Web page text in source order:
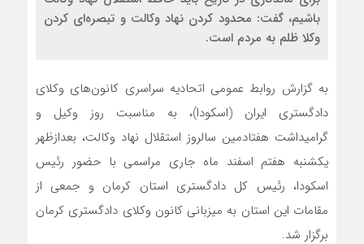
باشیم، گفت: محدود کردن نهاد وکالت و تبصره‌ای کردن
وکلا ظلم به مردم است.
به گزارش روابط عمومی اتحادیه سراسری کانون‌های وکلای
دادگستری ایران (اسکودا)، به مناسبت روز وکیل و
گرامیداشت هفتادمین سالروز استقلال نهاد وکالت، بعدازظهر
یکشنبه هفتم اسفند ماه جاری مراسمی با حضور رئیس
اسکودا، رئیس کل دادگستری استان کرمان و جمعی از
مقامات این استان به میزبانی کانون وکلای دادگستری کرمان
برگزار شد.